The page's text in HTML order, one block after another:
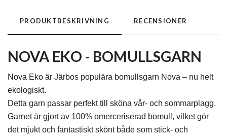
PRODUKTBESKRIVNING RECENSIONER
NOVA EKO - BOMULLSGARN
Nova Eko är Järbos populära bomullsgarn Nova – nu helt
ekologiskt.
Detta garn passar perfekt till sköna vår- och sommarplagg.
Garnet är gjort av 100% omerceriserad bomull, vilket gör
det mjukt och fantastiskt skönt både som stick- och